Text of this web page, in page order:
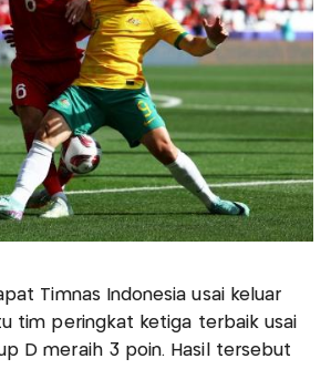
Timnas Indonesia usai keluar
tim peringkat ketiga terbaik usai
D meraih 3 poin. Hasil tersebut